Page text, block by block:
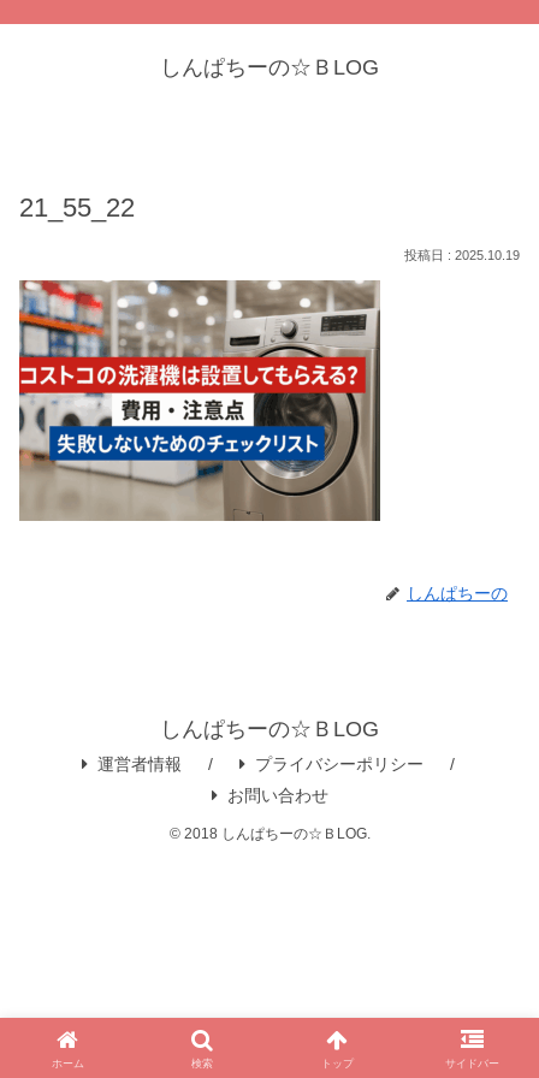
しんぱちーの☆ＢLOG
21_55_22
2025.10.19
しんぱちーの
しんぱちーの☆ＢLOG
運営者情報
プライバシーポリシー
お問い合わせ
© 2018 しんぱちーの☆ＢLOG.
ホーム 検索 トップ サイドバー